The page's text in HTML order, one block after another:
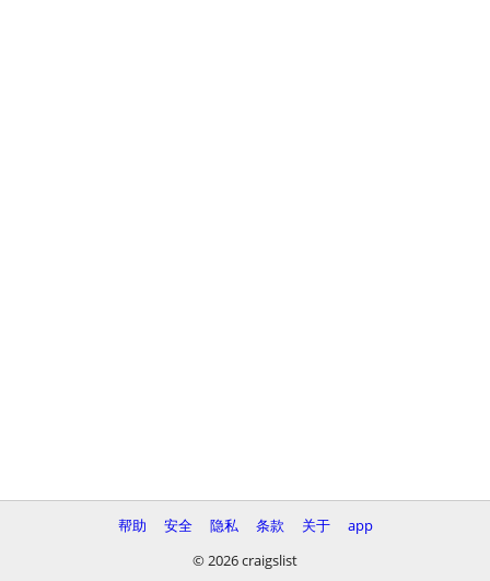
帮助 安全 隐私 条款 关于
app
© 2026 craigslist